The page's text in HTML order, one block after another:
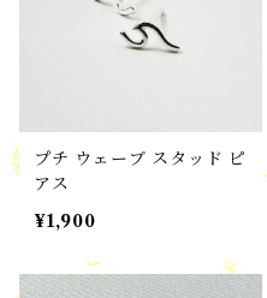
プチ ウェーブ スタッド ピ
アス
¥1,900